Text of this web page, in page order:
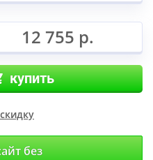
12 755 р.
купить
без